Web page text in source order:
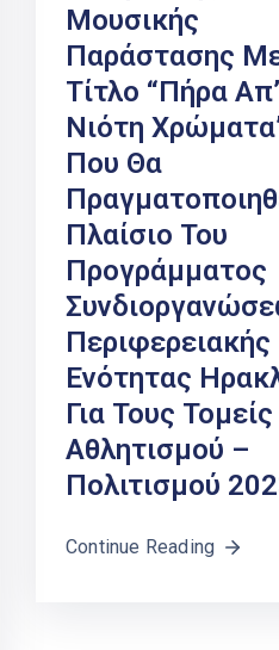
Μουσικής
Παράστασης
Τίτλο “Πήρα
Νιότη
Που Θα
Πλαίσιο Του
Προγράμματος
Περιφερειακής
Ενότητας
Για Τους Τομείς
Αθλητισμού –
Πολιτισμού
Continue Reading